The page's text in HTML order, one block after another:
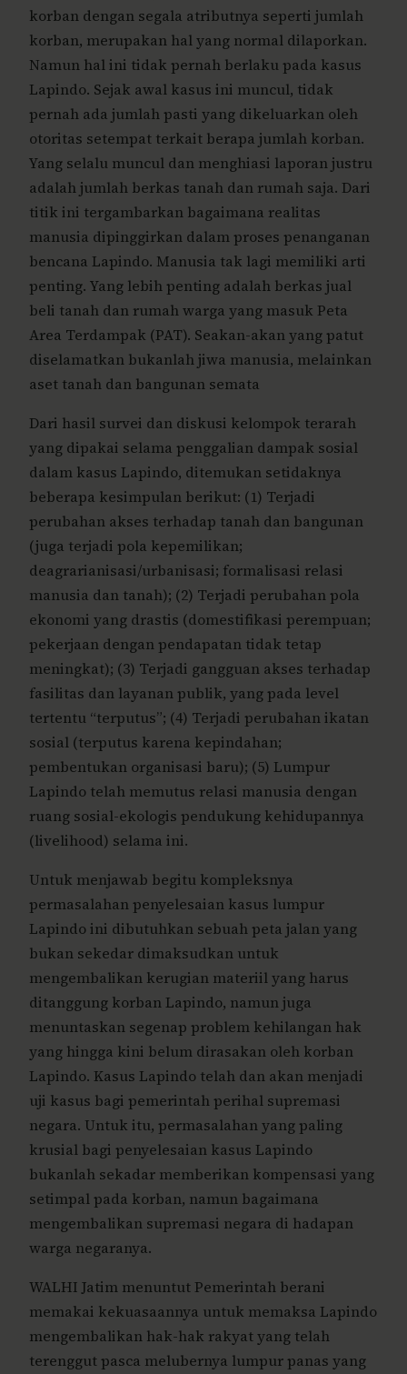
korban dengan segala atributnya seperti jumlah
korban, merupakan hal yang normal dilaporkan.
Namun hal ini tidak pernah berlaku pada kasus
Lapindo. Sejak awal kasus ini muncul, tidak
pernah ada jumlah pasti yang dikeluarkan oleh
otoritas setempat terkait berapa jumlah korban.
Yang selalu muncul dan menghiasi laporan justru
adalah jumlah berkas tanah dan rumah saja. Dari
titik ini tergambarkan bagaimana realitas
manusia dipinggirkan dalam proses penanganan
bencana Lapindo. Manusia tak lagi memiliki arti
penting. Yang lebih penting adalah berkas jual
beli tanah dan rumah warga yang masuk Peta
Area Terdampak (PAT). Seakan-akan yang patut
diselamatkan bukanlah jiwa manusia, melainkan
aset tanah dan bangunan semata
Dari hasil survei dan diskusi kelompok terarah
yang dipakai selama penggalian dampak sosial
dalam kasus Lapindo, ditemukan setidaknya
beberapa kesimpulan berikut: (1) Terjadi
perubahan akses terhadap tanah dan bangunan
(juga terjadi pola kepemilikan;
deagrarianisasi/urbanisasi; formalisasi relasi
manusia dan tanah); (2) Terjadi perubahan pola
ekonomi yang drastis (domestifikasi perempuan;
pekerjaan dengan pendapatan tidak tetap
meningkat); (3) Terjadi gangguan akses terhadap
fasilitas dan layanan publik, yang pada level
tertentu “terputus”; (4) Terjadi perubahan ikatan
sosial (terputus karena kepindahan;
pembentukan organisasi baru); (5) Lumpur
Lapindo telah memutus relasi manusia dengan
ruang sosial-ekologis pendukung kehidupannya
(livelihood) selama ini.
Untuk menjawab begitu kompleksnya
permasalahan penyelesaian kasus lumpur
Lapindo ini dibutuhkan sebuah peta jalan yang
bukan sekedar dimaksudkan untuk
mengembalikan kerugian materiil yang harus
ditanggung korban Lapindo, namun juga
menuntaskan segenap problem kehilangan hak
yang hingga kini belum dirasakan oleh korban
Lapindo. Kasus Lapindo telah dan akan menjadi
uji kasus bagi pemerintah perihal supremasi
negara. Untuk itu, permasalahan yang paling
krusial bagi penyelesaian kasus Lapindo
bukanlah sekadar memberikan kompensasi yang
setimpal pada korban, namun bagaimana
mengembalikan supremasi negara di hadapan
warga negaranya.
WALHI Jatim menuntut Pemerintah berani
memakai kekuasaannya untuk memaksa Lapindo
mengembalikan hak-hak rakyat yang telah
terenggut pasca melubernya lumpur panas yang